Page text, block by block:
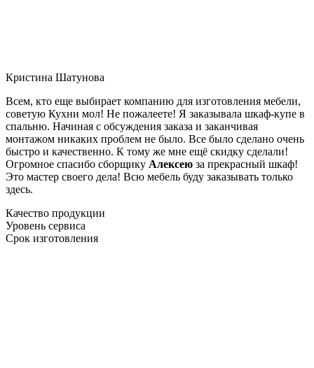
Кристина Шатунова
Всем, кто еще выбирает компанию для изготовления мебели,
советую Кухни мол! Не пожалеете! Я заказывала шкаф-купе в
спальню. Начиная с обсуждения заказа и заканчивая
монтажом никаких проблем не было. Все было сделано очень
быстро и качественно. К тому же мне ещё скидку сделали!
Огромное спасибо сборщику Алексею за прекрасный шкаф!
Это мастер своего дела! Всю мебель буду заказывать только
здесь.
Качество продукции
Уровень сервиса
Срок изготовления